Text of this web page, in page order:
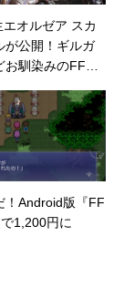
オルゼア スカ
が公開！ギルガ
お馴染みのFFキ
！Android版『FF
1,200円に